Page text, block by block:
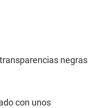
negras
con unos